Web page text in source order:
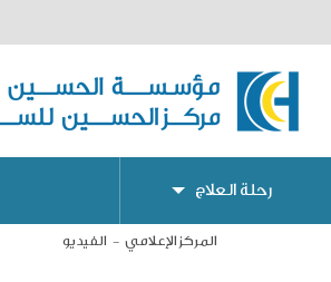
رحلة العلاج
المركز الإعلامي الفيديو